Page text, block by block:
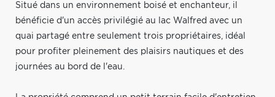
Situé dans un environnement boisé et enchanteur, il
bénéficie d'un accès privilégié au lac Walfred avec un
quai partagé entre seulement trois propriétaires, idéal
pour profiter pleinement des plaisirs nautiques et des
journées au bord de l'eau.